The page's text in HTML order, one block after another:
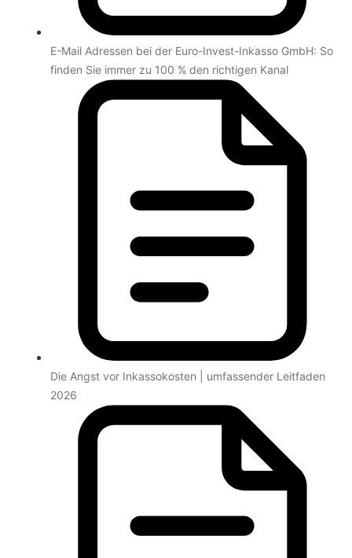
E-Mail Adressen bei der Euro-Invest-Inkasso GmbH: So
finden Sie immer zu 100 % den richtigen Kanal
Die Angst vor Inkassokosten | umfassender Leitfaden
2026